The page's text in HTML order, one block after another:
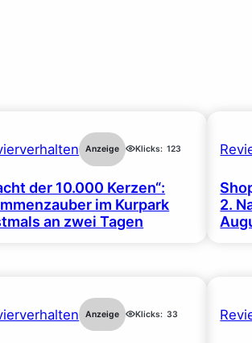
Anzeige Klicks: 123
der 10.000 Kerzen“:
im Kurpark
an zwei Tagen
2.
Anzeige Klicks: 33